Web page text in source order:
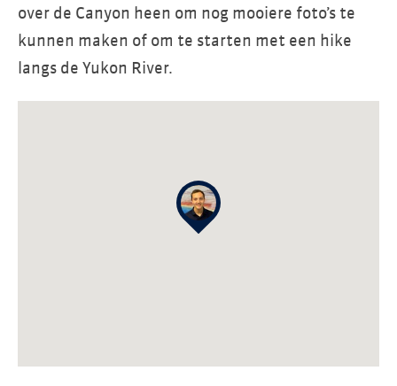
over de Canyon heen om nog mooiere foto’s te
kunnen maken of om te starten met een hike
langs de Yukon River.